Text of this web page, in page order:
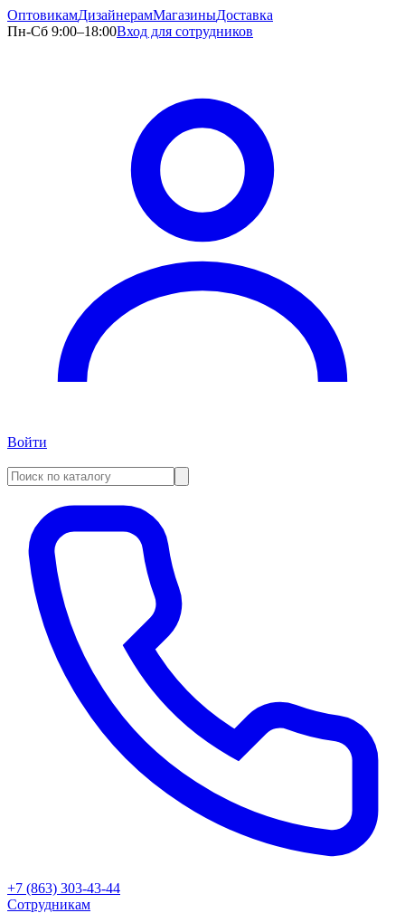
ОптовикамДизайнерамМагазиныДоставка
Пн-Сб 9:00–18:00Вход для сотрудников
Войти
+7 (863) 303-43-44
Сотрудникам